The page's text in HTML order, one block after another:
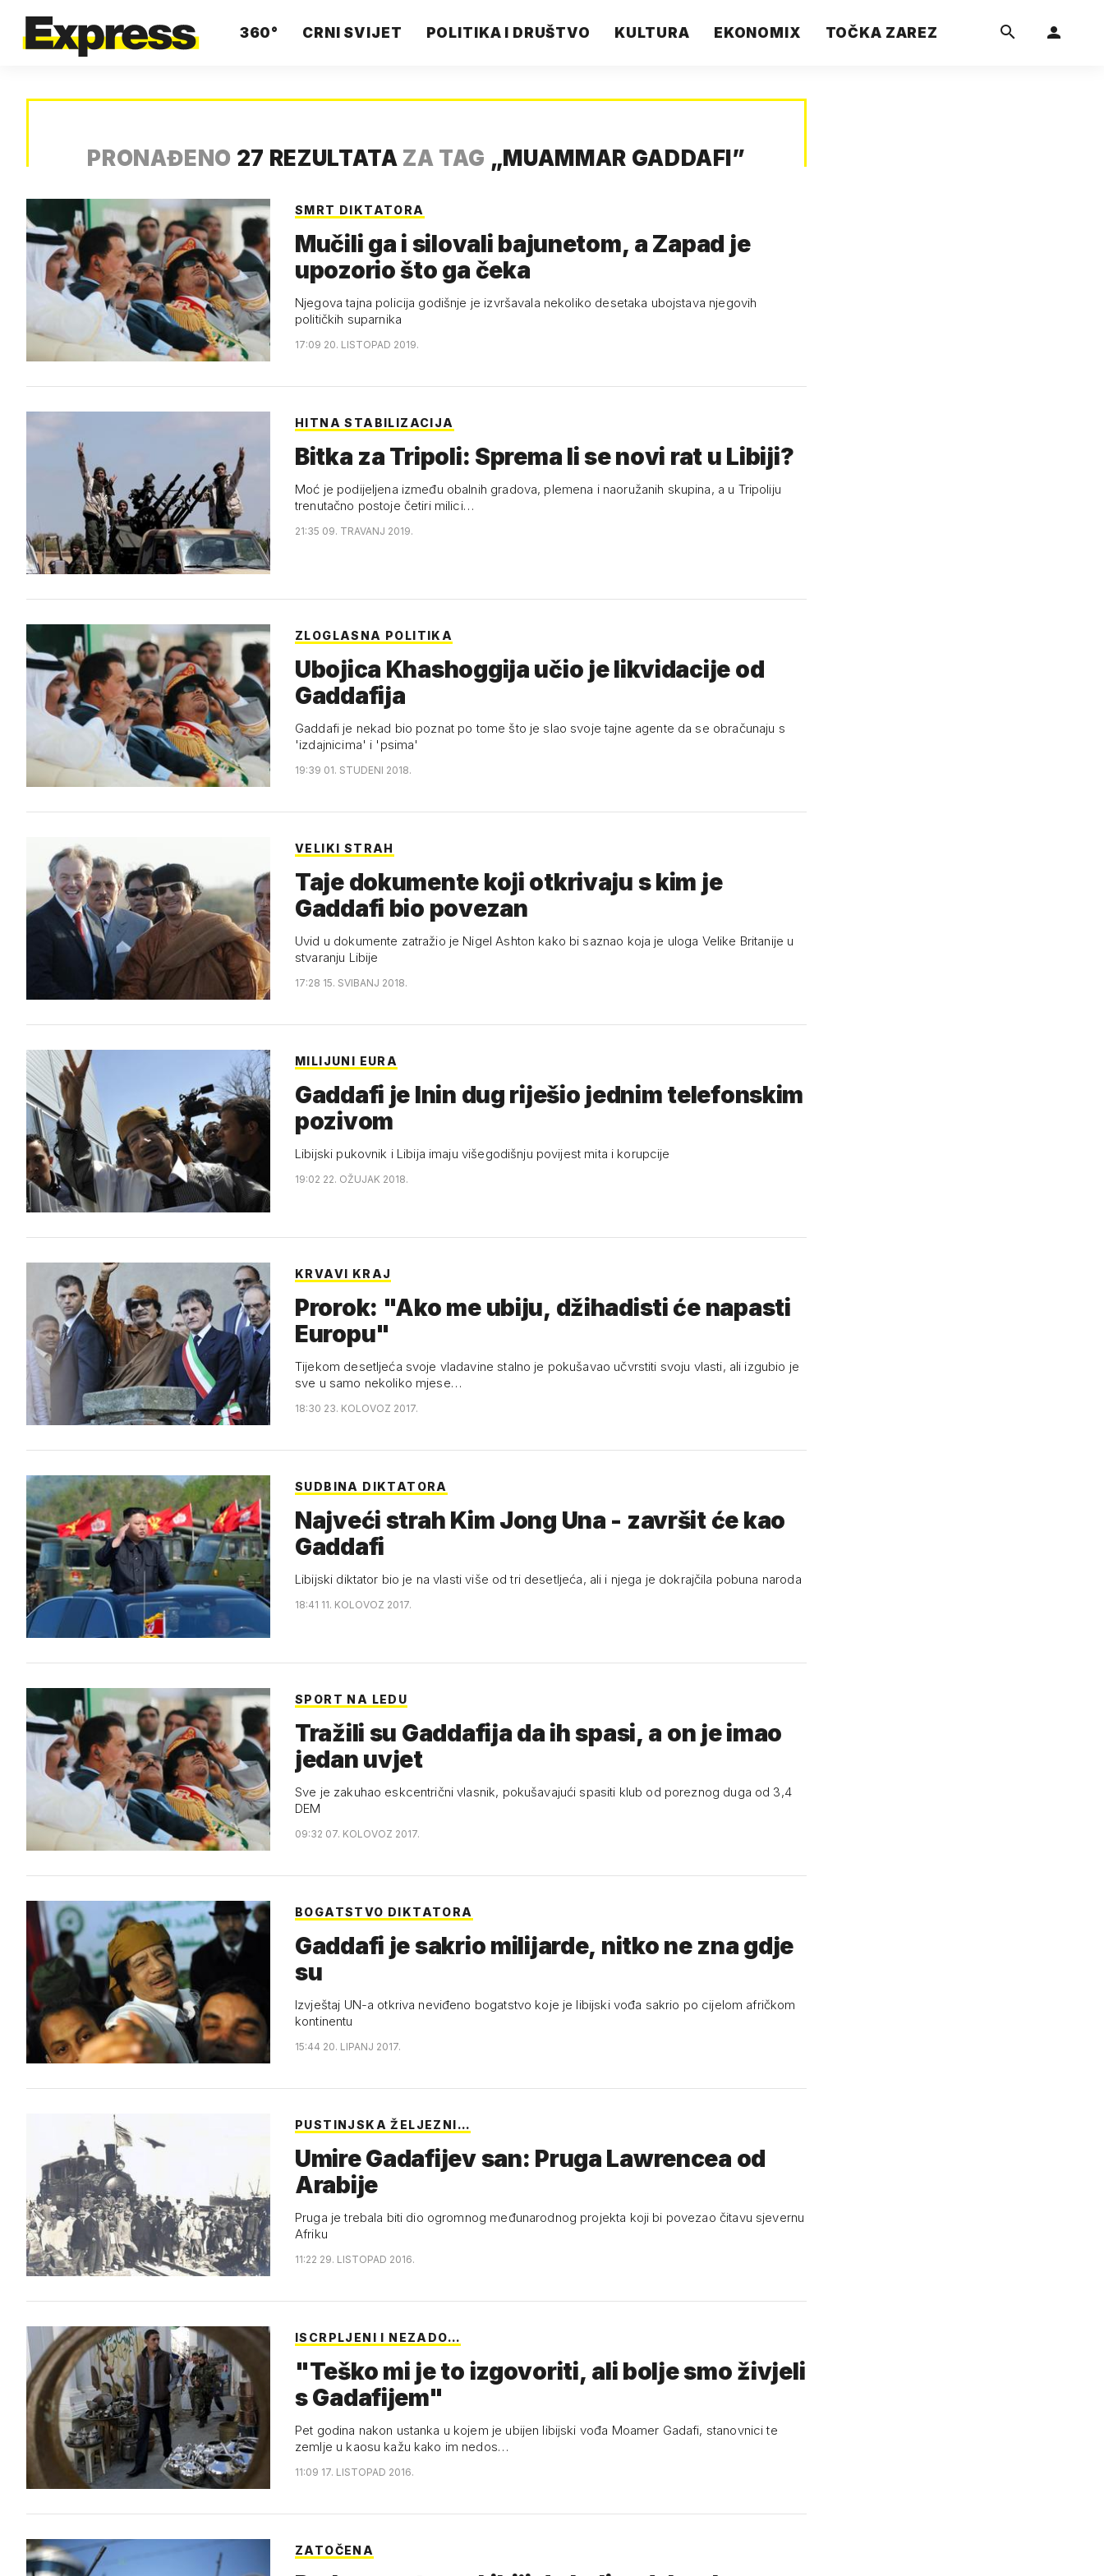
360° CRNI SVIJET POLITIKA I DRUŠTVO KULTURA EKONOMIX TOČKA ZAREZ
PRONAĐENO 27 REZULTATA ZA TAG „MUAMMAR GADDAFI”
SMRT DIKTATORA
Mučili ga i silovali bajunetom, a Zapad je
upozorio što ga čeka
Njegova tajna policija godišnje je izvršavala nekoliko desetaka ubojstava njegovih
političkih suparnika
17:09 20. LISTOPAD 2019.
HITNA STABILIZACIJA
Bitka za Tripoli: Sprema li se novi rat u Libiji?
Moć je podijeljena između obalnih gradova, plemena i naoružanih skupina, a u Tripoliju
trenutačno postoje četiri milici…
21:35 09. TRAVANJ 2019.
ZLOGLASNA POLITIKA
Ubojica Khashoggija učio je likvidacije od
Gaddafija
Gaddafi je nekad bio poznat po tome što je slao svoje tajne agente da se obračunaju s
'izdajnicima' i 'psima'
19:39 01. STUDENI 2018.
VELIKI STRAH
Taje dokumente koji otkrivaju s kim je
Gaddafi bio povezan
Uvid u dokumente zatražio je Nigel Ashton kako bi saznao koja je uloga Velike Britanije u
stvaranju Libije
17:28 15. SVIBANJ 2018.
MILIJUNI EURA
Gaddafi je Inin dug riješio jednim telefonskim
pozivom
Libijski pukovnik i Libija imaju višegodišnju povijest mita i korupcije
19:02 22. OŽUJAK 2018.
KRVAVI KRAJ
Prorok: "Ako me ubiju, džihadisti će napasti
Europu"
Tijekom desetljeća svoje vladavine stalno je pokušavao učvrstiti svoju vlasti, ali izgubio je
sve u samo nekoliko mjese…
18:30 23. KOLOVOZ 2017.
SUDBINA DIKTATORA
Najveći strah Kim Jong Una - završit će kao
Gaddafi
Libijski diktator bio je na vlasti više od tri desetljeća, ali i njega je dokrajčila pobuna naroda
18:41 11. KOLOVOZ 2017.
SPORT NA LEDU
Tražili su Gaddafija da ih spasi, a on je imao
jedan uvjet
Sve je zakuhao eskcentrični vlasnik, pokušavajući spasiti klub od poreznog duga od 3,4
DEM
09:32 07. KOLOVOZ 2017.
BOGATSTVO DIKTATORA
Gaddafi je sakrio milijarde, nitko ne zna gdje
su
Izvještaj UN-a otkriva neviđeno bogatstvo koje je libijski vođa sakrio po cijelom afričkom
kontinentu
15:44 20. LIPANJ 2017.
PUSTINJSKA ŽELJEZNI…
Umire Gadafijev san: Pruga Lawrencea od
Arabije
Pruga je trebala biti dio ogromnog međunarodnog projekta koji bi povezao čitavu sjevernu
Afriku
11:22 29. LISTOPAD 2016.
ISCRPLJENI I NEZADO…
"Teško mi je to izgovoriti, ali bolje smo živjeli
s Gadafijem"
Pet godina nakon ustanka u kojem je ubijen libijski vođa Moamer Gadafi, stanovnici te
zemlje u kaosu kažu kako im nedos…
11:09 17. LISTOPAD 2016.
ZATOČENA